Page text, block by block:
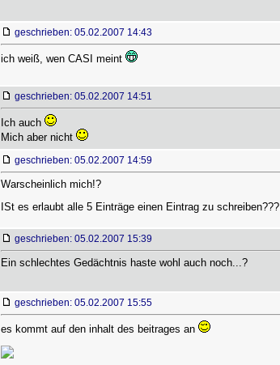
geschrieben: 05.02.2007 14:43
ich weiß, wen CASI meint
geschrieben: 05.02.2007 14:51
Ich auch
Mich aber nicht
geschrieben: 05.02.2007 14:59
Warscheinlich mich!?
ISt es erlaubt alle 5 Einträge einen Eintrag zu schreiben???
geschrieben: 05.02.2007 15:39
Ein schlechtes Gedächtnis haste wohl auch noch...?
geschrieben: 05.02.2007 15:55
es kommt auf den inhalt des beitrages an